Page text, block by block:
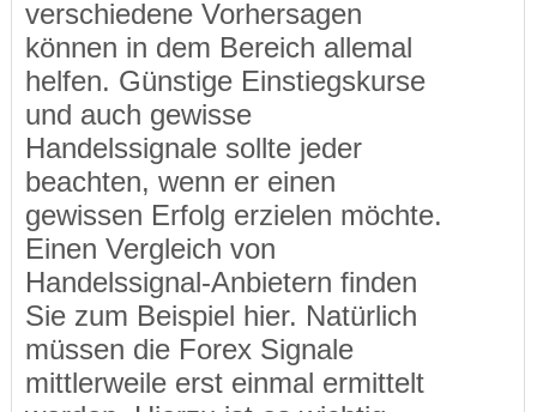
verschiedene Vorhersagen
können in dem Bereich allemal
helfen. Günstige Einstiegskurse
und auch gewisse
Handelssignale sollte jeder
beachten, wenn er einen
gewissen Erfolg erzielen möchte.
Einen Vergleich von
Handelssignal-Anbietern finden
Sie zum Beispiel hier. Natürlich
müssen die Forex Signale
mittlerweile erst einmal ermittelt